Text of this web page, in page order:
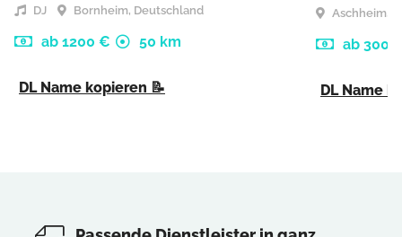
DJ Bornheim, Deutschland
ab 1200 € 50 km
DL Name kopieren 📝
Aschheim,
ab 300
DL Name